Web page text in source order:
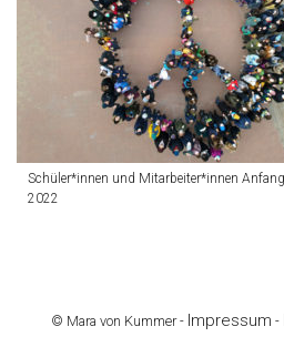
Schüler*innen und Mitarbeiter*innen
2022
© Mara von Kummer - Impressum -